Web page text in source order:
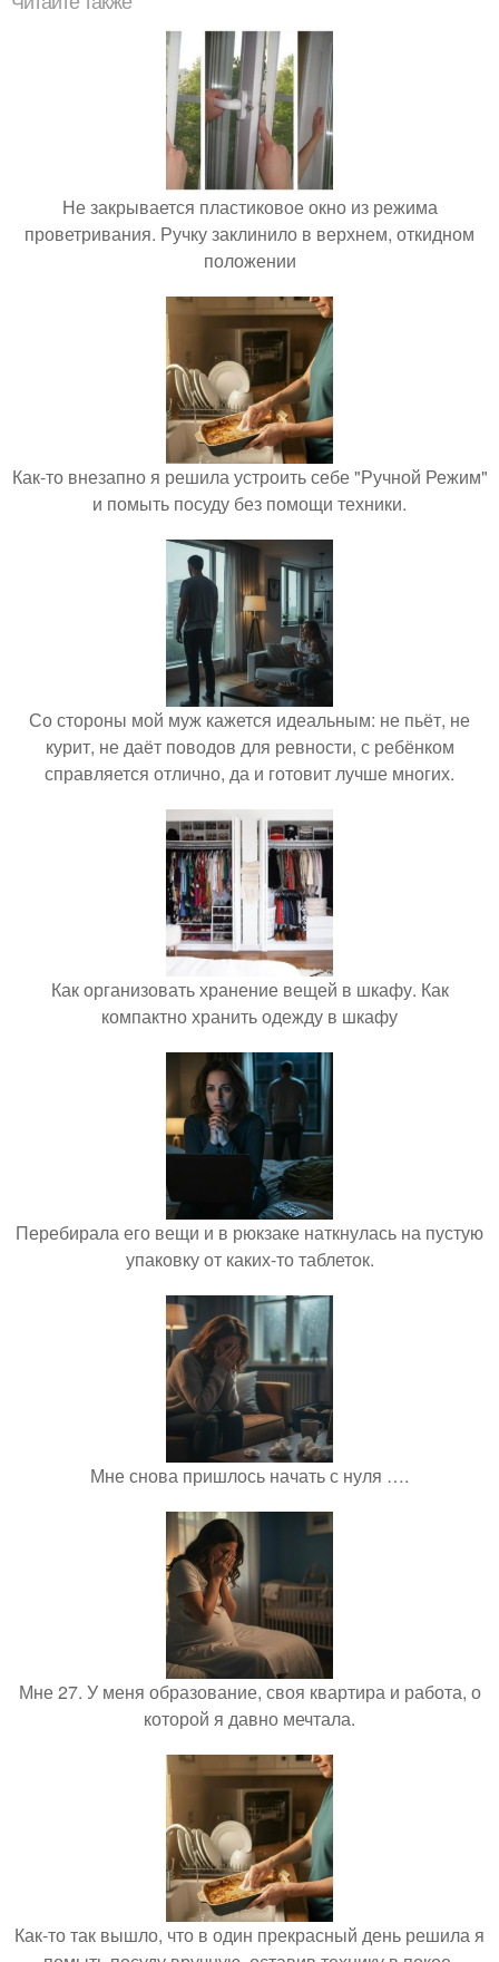
Не закрывается пластиковое окно из режима
проветривания. Ручку заклинило в верхнем, откидном
положении
Как-то внезапно я решила устроить себе "Ручной Режим"
и помыть посуду без помощи техники.
Со стороны мой муж кажется идеальным: не пьёт, не
курит, не даёт поводов для ревности, с ребёнком
справляется отлично, да и готовит лучше многих.
Как организовать хранение вещей в шкафу. Как
компактно хранить одежду в шкафу
Перебирала его вещи и в рюкзаке наткнулась на пустую
упаковку от каких-то таблеток.
Мне снова пришлось начать с нуля ….
Мне 27. У меня образование, своя квартира и работа, о
которой я давно мечтала.
Как-то так вышло, что в один прекрасный день решила я